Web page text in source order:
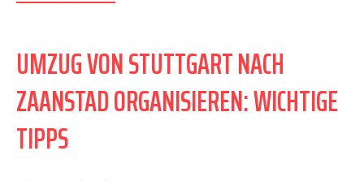
UMZUG VON STUTTGART NACH
ZAANSTAD ORGANISIEREN: WICHTIGE
TIPPS